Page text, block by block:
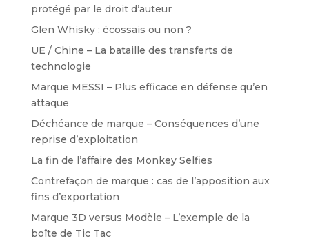
protégé par le droit d’auteur
Glen Whisky : écossais ou non ?
UE / Chine – La bataille des transferts de
technologie
Marque MESSI – Plus efficace en défense qu’en
attaque
Déchéance de marque – Conséquences d’une
reprise d’exploitation
La fin de l’affaire des Monkey Selfies
Contrefaçon de marque : cas de l’apposition aux
fins d’exportation
Marque 3D versus Modèle – L’exemple de la
boîte de Tic Tac